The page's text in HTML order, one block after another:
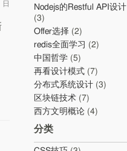
Nodejs的Restful API设计
(3)
Offer选择 (2)
redis全面学习 (2)
中国哲学 (5)
再看设计模式 (7)
分布式系统设计 (3)
区块链技术 (7)
西方文明概论 (4)
分类